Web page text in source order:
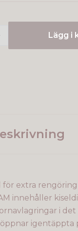
Lägg i
för extra rengöring
innehåller
i det
igentäppta